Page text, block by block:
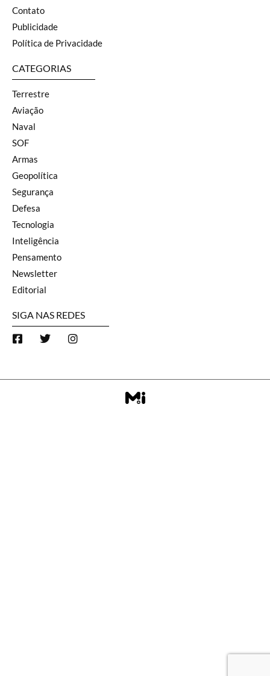
Contato
Publicidade
Política de Privacidade
CATEGORIAS
Terrestre
Aviação
Naval
SOF
Armas
Geopolítica
Segurança
Defesa
Tecnologia
Inteligência
Pensamento
Newsletter
Editorial
SIGA NAS REDES